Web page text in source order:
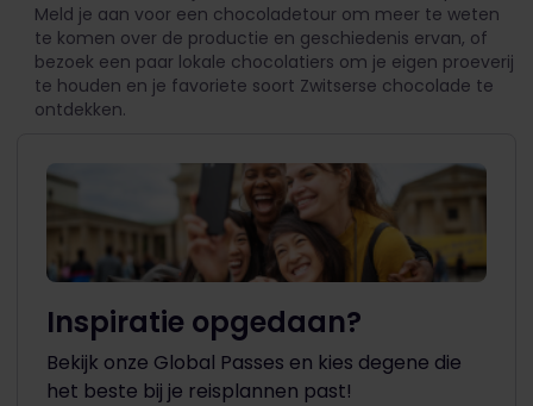
Meld je aan voor een chocoladetour om meer te weten
te komen over de productie en geschiedenis ervan, of
bezoek een paar lokale chocolatiers om je eigen proeverij
te houden en je favoriete soort Zwitserse chocolade te
ontdekken.
Inspiratie opgedaan?
Bekijk onze Global Passes en kies degene die
het beste bij je reisplannen past!